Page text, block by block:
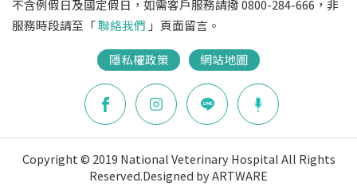
不含例假日及國定假日，如需客戶服務請撥 0800-284-666，非
服務時段請至「聯絡我們 」頁面留言。
隱私權政策 網站地圖
Copyright © 2019 National Veterinary Hospital All Rights
Reserved.Designed by ARTWARE